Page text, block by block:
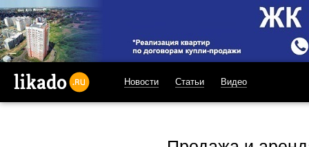
Новости Статьи Видео